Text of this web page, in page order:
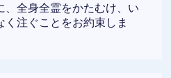
、全身全霊をかたむけ、い
く注ぐことをお約束しま